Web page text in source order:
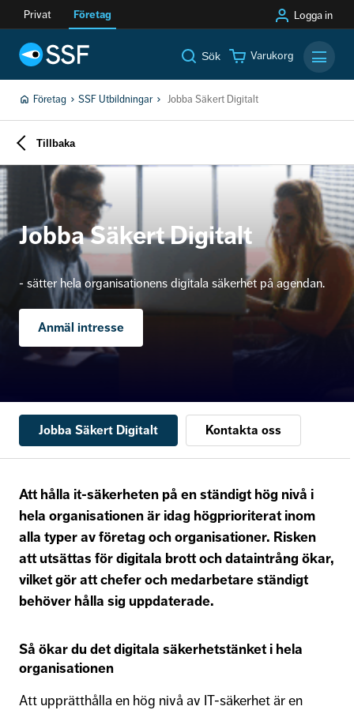
Privat Företag Logga in
Sök Varukorg
Företag SSF Utbildningar Jobba Säkert Digitalt
Tillbaka
Jobba Säkert Digitalt
- sätter hela organisationens digitala säkerhet på agendan.
Anmäl intresse
Jobba Säkert Digitalt Kontakta oss
Att hålla it-säkerheten på en ständigt hög nivå i
hela organisationen är idag högprioriterat inom
alla typer av företag och organisationer. Risken
att utsättas för digitala brott och dataintrång ökar,
vilket gör att chefer och medarbetare ständigt
behöver hålla sig uppdaterade.
Så ökar du det digitala säkerhetstänket i hela
organisationen
Att upprätthålla en hög nivå av IT-säkerhet är en